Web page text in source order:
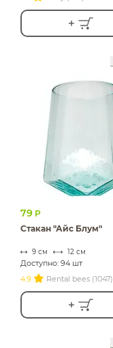
79 Р
Стакан "Айс Блум"
9 см 12 см
Доступно: 94 шт
4.9
Rental bees (1047)